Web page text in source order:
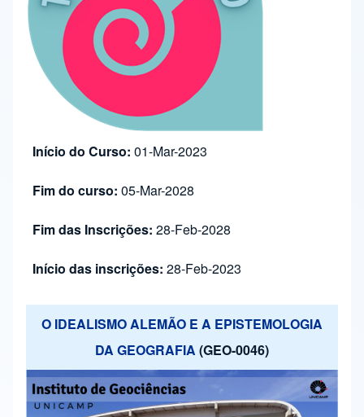
Início do Curso: 01-Mar-2023
Fim do curso: 05-Mar-2028
Fim das Inscrições: 28-Feb-2028
Início das inscrições: 28-Feb-2023
O IDEALISMO ALEMÃO E A EPISTEMOLOGIA
DA GEOGRAFIA (GEO-0046)